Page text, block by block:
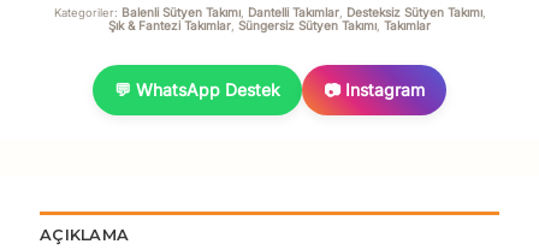
Kategoriler: Balenli Sütyen Takımı, Dantelli Takımlar, Desteksiz Sütyen Takımı,
Şık & Fantezi Takımlar Süngersiz Sütyen Takımı Takımlar
💬 WhatsApp Destek 📷 Instagram
AÇIKLAMA